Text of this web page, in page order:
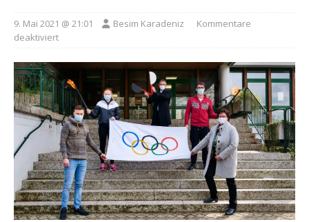
9. Mai 2021 @ 21:01 Besim Karadeniz
Kommentare
deaktiviert